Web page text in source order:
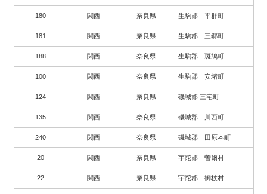
180 関西 奈良県 生駒郡 平群町
181 関西 奈良県 生駒郡 三郷町
188 関西 奈良県 生駒郡 斑鳩町
100 関西 奈良県 生駒郡 安堵町
124 関西 奈良県 磯城郡 三宅町
135 関西 奈良県 磯城郡 川西町
240 関西 奈良県 磯城郡 田原本町
20 関西 奈良県 宇陀郡 曽爾村
22 関西 奈良県 宇陀郡 御杖村